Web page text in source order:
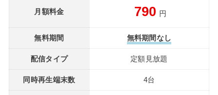
月額料金 790 円
無料期間 無料期間なし
配信タイプ 定額見放題
同時再生端末数 4台